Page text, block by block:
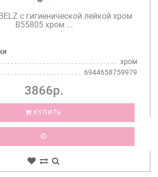
с гигиенической лейкой хром
B55805 хром ...
хром
6944658759979
3866р.
КУПИТЬ